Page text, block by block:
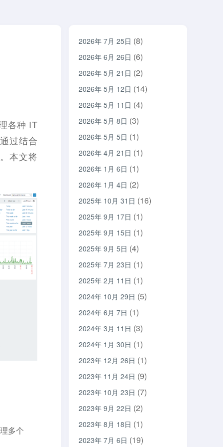
各种 IT
过结合
本文将
多个
2026年 7月 25日 (8)
2026年 6月 26日 (6)
2026年 5月 21日 (2)
2026年 5月 12日 (14)
2026年 5月 11日 (4)
2026年 5月 8日 (3)
2026年 5月 5日 (1)
2026年 4月 21日 (1)
2026年 1月 6日 (1)
2026年 1月 4日 (2)
2025年 10月 31日 (16)
2025年 9月 17日 (1)
2025年 9月 15日 (1)
2025年 9月 5日 (4)
2025年 7月 23日 (1)
2025年 2月 11日 (1)
2024年 10月 29日 (5)
2024年 6月 7日 (1)
2024年 3月 11日 (3)
2024年 1月 30日 (1)
2023年 12月 26日 (1)
2023年 11月 24日 (9)
2023年 10月 23日 (7)
2023年 9月 22日 (2)
2023年 8月 18日 (1)
2023年 7月 6日 (19)